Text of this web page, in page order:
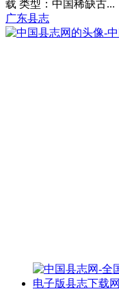
载 类型：中国稀缺古...
广东县志